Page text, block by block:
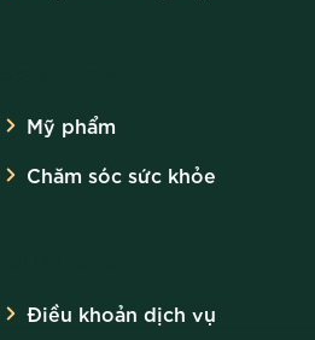
Mỹ phẩm
Chăm sóc sức khỏe
Điều khoản dịch vụ